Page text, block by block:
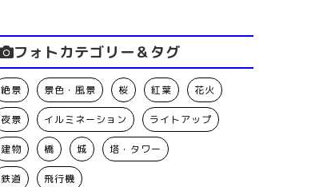
フォトカテゴリー＆タグ
絶景 景色・風景 桜 紅葉 花火
夜景 イルミネーション ライトアップ
建物 橋 城 塔・タワー
鉄道 飛行機